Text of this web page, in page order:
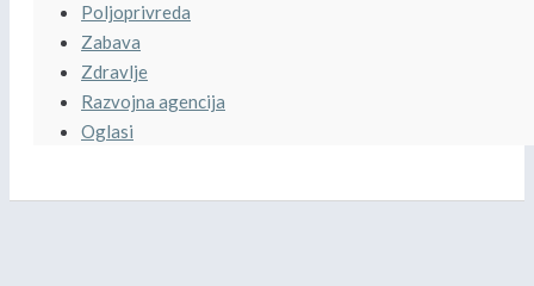
Poljoprivreda
Zabava
Zdravlje
Razvojna agencija
Oglasi